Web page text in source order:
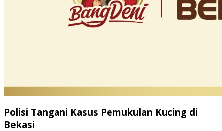
Polisi Tangani Kasus Pemukulan Kucing di
Bekasi